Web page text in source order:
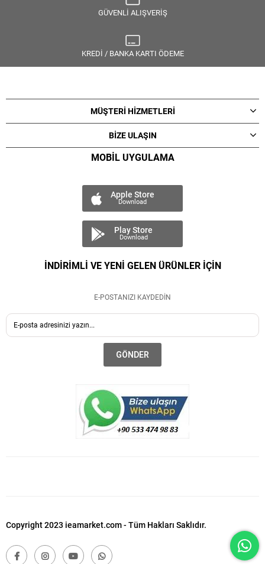
GÜVENLİ ALIŞVERİŞ
KREDİ / BANKA KARTI ÖDEME
MÜŞTERİ HİZMETLERİ
BİZE ULAŞIN
MOBİL UYGULAMA
Apple Store
Download
Play Store
Download
İNDİRİMLİ VE YENİ GELEN ÜRÜNLER İÇİN
E-POSTANIZI KAYDEDİN
GÖNDER
Copyright 2023 ieamarket.com - Tüm Hakları Saklıdır.